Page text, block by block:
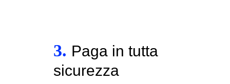
3. Paga in tutta
sicurezza